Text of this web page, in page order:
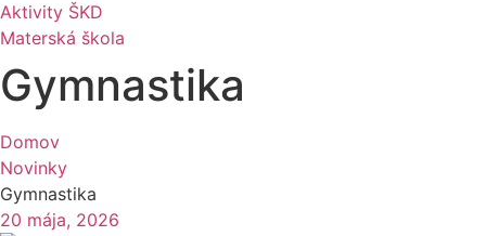
Aktivity ŠKD
Materská škola
Gymnastika
Domov
Novinky
Gymnastika
20 mája, 2026